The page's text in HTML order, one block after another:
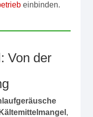
einbinden.
Von der
Kältemittelmangel ,